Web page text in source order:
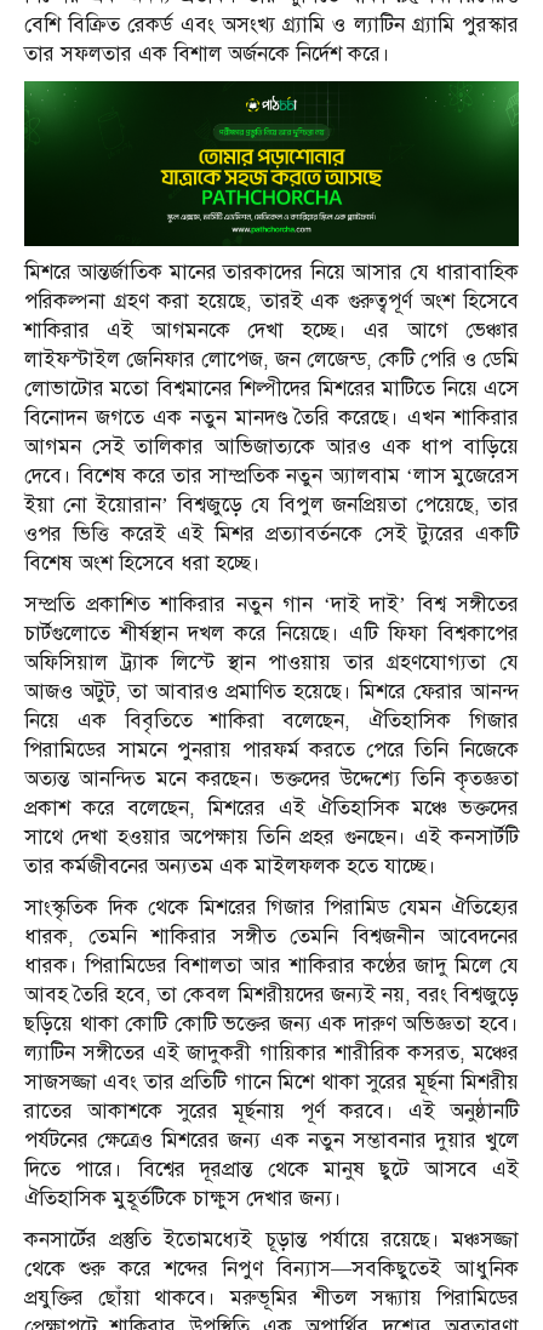
বেশি বিক্রিত রেকর্ড এবং অসংখ্য গ্র্যামি ও ল্যাটিন গ্র্যামি পুরস্কার
তার সফলতার এক বিশাল অর্জনকে নির্দেশ করে।
মিশরে আন্তর্জাতিক মানের তারকাদের নিয়ে আসার যে ধারাবাহিক
পরিকল্পনা গ্রহণ করা হয়েছে, তারই এক গুরুত্বপূর্ণ অংশ হিসেবে
শাকিরার এই আগমনকে দেখা হচ্ছে। এর আগে ভেঞ্চার
লাইফস্টাইল জেনিফার লোপেজ, জন লেজেন্ড, কেটি পেরি ও ডেমি
লোভাটোর মতো বিশ্বমানের শিল্পীদের মিশরের মাটিতে নিয়ে এসে
বিনোদন জগতে এক নতুন মানদণ্ড তৈরি করেছে। এখন শাকিরার
আগমন সেই তালিকার আভিজাত্যকে আরও এক ধাপ বাড়িয়ে
দেবে। বিশেষ করে তার সাম্প্রতিক নতুন অ্যালবাম ‘লাস মুজেরেস
ইয়া নো ইয়োরান’ বিশ্বজুড়ে যে বিপুল জনপ্রিয়তা পেয়েছে, তার
ওপর ভিত্তি করেই এই মিশর প্রত্যাবর্তনকে সেই ট্যুরের একটি
বিশেষ অংশ হিসেবে ধরা হচ্ছে।
সম্প্রতি প্রকাশিত শাকিরার নতুন গান ‘দাই দাই’ বিশ্ব সঙ্গীতের
চার্টগুলোতে শীর্ষস্থান দখল করে নিয়েছে। এটি ফিফা বিশ্বকাপের
অফিসিয়াল ট্র্যাক লিস্টে স্থান পাওয়ায় তার গ্রহণযোগ্যতা যে
আজও অটুট, তা আবারও প্রমাণিত হয়েছে। মিশরে ফেরার আনন্দ
নিয়ে এক বিবৃতিতে শাকিরা বলেছেন, ঐতিহাসিক গিজার
পিরামিডের সামনে পুনরায় পারফর্ম করতে পেরে তিনি নিজেকে
অত্যন্ত আনন্দিত মনে করছেন। ভক্তদের উদ্দেশ্যে তিনি কৃতজ্ঞতা
প্রকাশ করে বলেছেন, মিশরের এই ঐতিহাসিক মঞ্চে ভক্তদের
সাথে দেখা হওয়ার অপেক্ষায় তিনি প্রহর গুনছেন। এই কনসার্টটি
তার কর্মজীবনের অন্যতম এক মাইলফলক হতে যাচ্ছে।
সাংস্কৃতিক দিক থেকে মিশরের গিজার পিরামিড যেমন ঐতিহ্যের
ধারক, তেমনি শাকিরার সঙ্গীত তেমনি বিশ্বজনীন আবেদনের
ধারক। পিরামিডের বিশালতা আর শাকিরার কণ্ঠের জাদু মিলে যে
আবহ তৈরি হবে, তা কেবল মিশরীয়দের জন্যই নয়, বরং বিশ্বজুড়ে
ছড়িয়ে থাকা কোটি কোটি ভক্তের জন্য এক দারুণ অভিজ্ঞতা হবে।
ল্যাটিন সঙ্গীতের এই জাদুকরী গায়িকার শারীরিক কসরত, মঞ্চের
সাজসজ্জা এবং তার প্রতিটি গানে মিশে থাকা সুরের মূর্ছনা মিশরীয়
রাতের আকাশকে সুরের মূর্ছনায় পূর্ণ করবে। এই অনুষ্ঠানটি
পর্যটনের ক্ষেত্রেও মিশরের জন্য এক নতুন সম্ভাবনার দুয়ার খুলে
দিতে পারে। বিশ্বের দূরপ্রান্ত থেকে মানুষ ছুটে আসবে এই
ঐতিহাসিক মুহূর্তটিকে চাক্ষুস দেখার জন্য।
কনসার্টের প্রস্তুতি ইতোমধ্যেই চূড়ান্ত পর্যায়ে রয়েছে। মঞ্চসজ্জা
থেকে শুরু করে শব্দের নিপুণ বিন্যাস—সবকিছুতেই আধুনিক
প্রযুক্তির ছোঁয়া থাকবে। মরুভূমির শীতল সন্ধ্যায় পিরামিডের